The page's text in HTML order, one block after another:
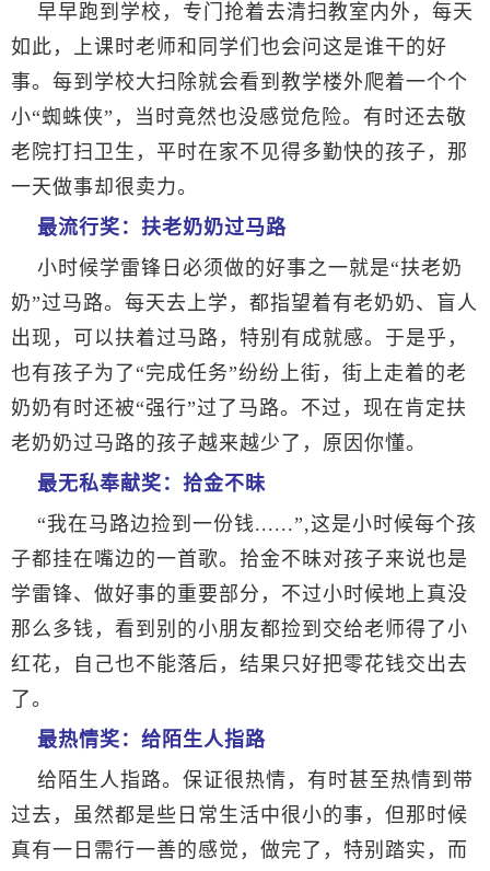
早早跑到学校，专门抢着去清扫教室内外，每天
如此，上课时老师和同学们也会问这是谁干的好
事。每到学校大扫除就会看到教学楼外爬着一个个
小“蜘蛛侠”，当时竟然也没感觉危险。有时还去敬
老院打扫卫生，平时在家不见得多勤快的孩子，那
一天做事却很卖力。
最流行奖：扶老奶奶过马路
小时候学雷锋日必须做的好事之一就是“扶老奶
奶”过马路。每天去上学，都指望着有老奶奶、盲人
出现，可以扶着过马路，特别有成就感。于是乎，
也有孩子为了“完成任务”纷纷上街，街上走着的老
奶奶有时还被“强行”过了马路。不过，现在肯定扶
老奶奶过马路的孩子越来越少了，原因你懂。
最无私奉献奖：拾金不昧
“我在马路边捡到一份钱......”,这是小时候每个孩
子都挂在嘴边的一首歌。拾金不昧对孩子来说也是
学雷锋、做好事的重要部分，不过小时候地上真没
那么多钱，看到别的小朋友都捡到交给老师得了小
红花，自己也不能落后，结果只好把零花钱交出去
了。
最热情奖：给陌生人指路
给陌生人指路。保证很热情，有时甚至热情到带
过去，虽然都是些日常生活中很小的事，但那时候
真有一日需行一善的感觉，做完了，特别踏实，而